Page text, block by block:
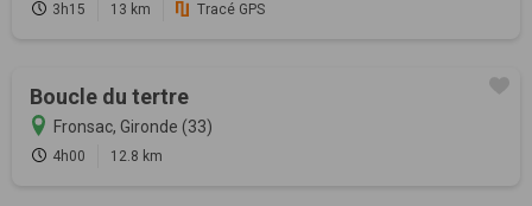
3h15 13 km Tracé GPS
Boucle du tertre
Fronsac, Gironde (33)
4h00 12.8 km